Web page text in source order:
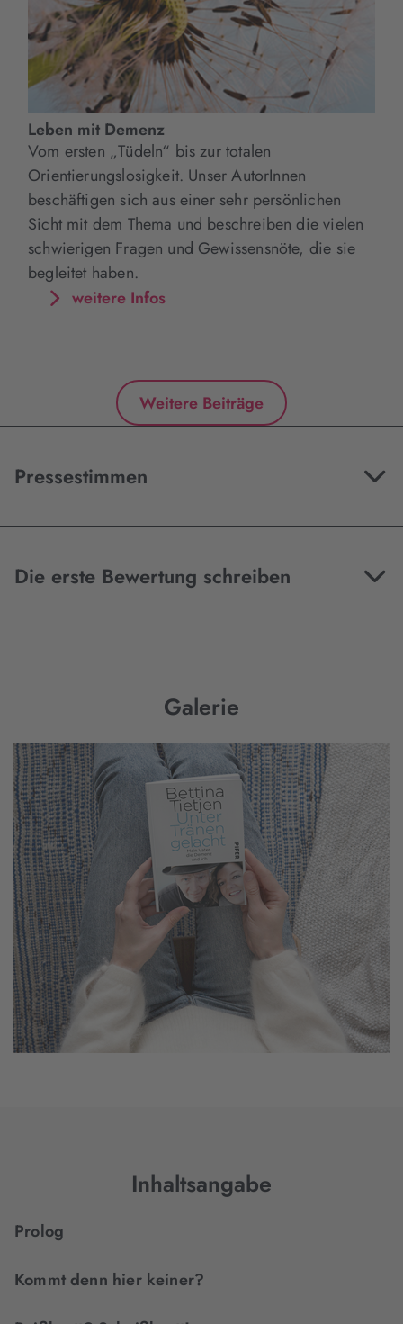
Leben mit Demenz
Vom ersten „Tüdeln“ bis zur totalen
Orientierungslosigkeit. Unser AutorInnen
beschäftigen sich aus einer sehr persönlichen
Sicht mit dem Thema und beschreiben die vielen
schwierigen Fragen und Gewissensnöte, die sie
begleitet haben.
weitere Infos
Weitere Beiträge
Pressestimmen
Die erste Bewertung schreiben
Galerie
Inhaltsangabe
Prolog
Kommt denn hier keiner?